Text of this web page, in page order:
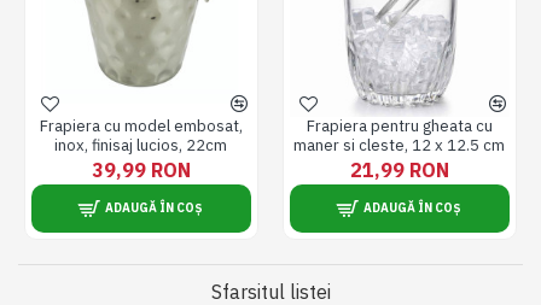
Frapiera cu model embosat,
inox, finisaj lucios, 22cm
39,99 RON
ADAUGĂ ÎN COȘ
Frapiera pentru gheata cu
maner si cleste, 12 x 12.5 cm
21,99 RON
ADAUGĂ ÎN COȘ
Sfarsitul listei